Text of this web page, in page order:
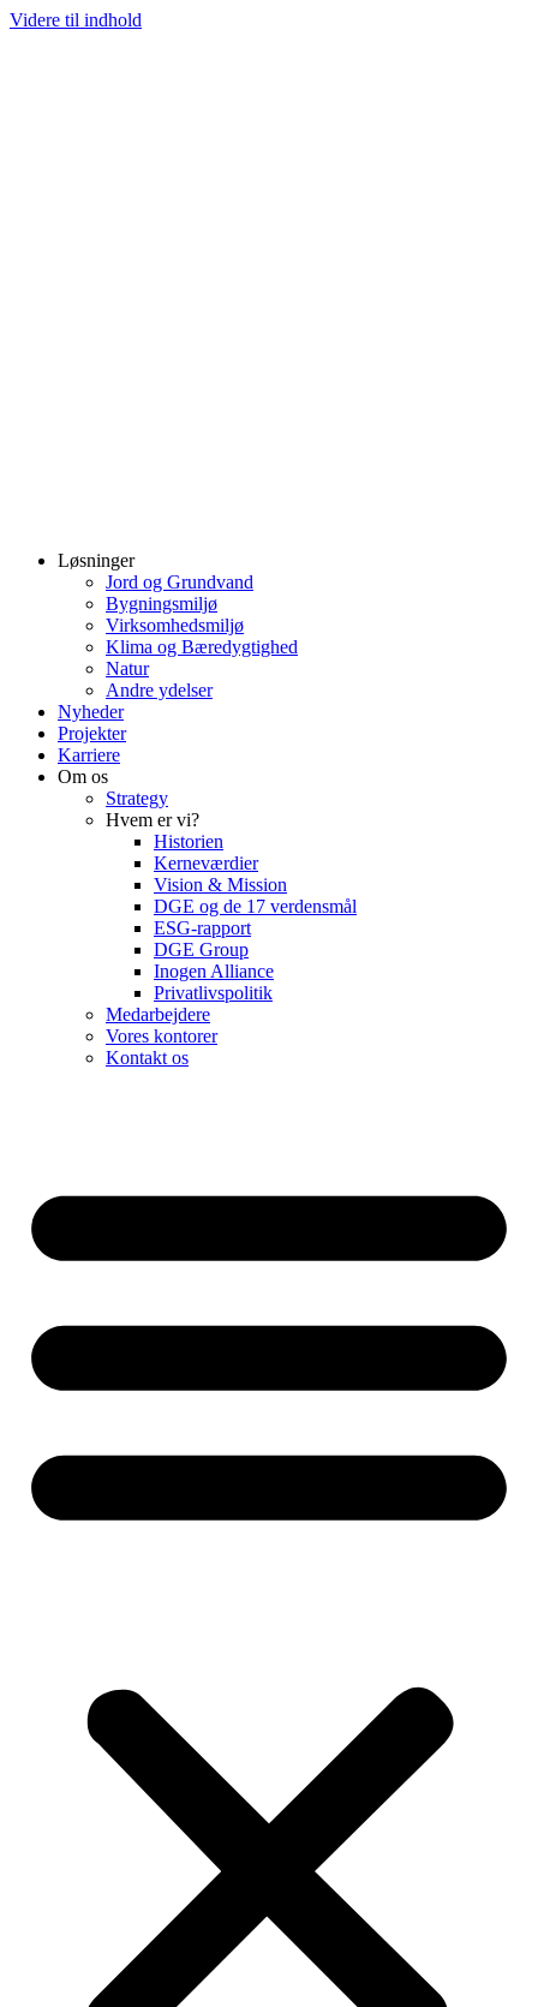
Videre til indhold
Løsninger
Jord og Grundvand
Bygningsmiljø
Virksomhedsmiljø
Klima og Bæredygtighed
Natur
Andre ydelser
Nyheder
Projekter
Karriere
Om os
Strategy
Hvem er vi?
Historien
Kerneværdier
Vision & Mission
DGE og de 17 verdensmål
ESG-rapport
DGE Group
Inogen Alliance
Privatlivspolitik
Medarbejdere
Vores kontorer
Kontakt os